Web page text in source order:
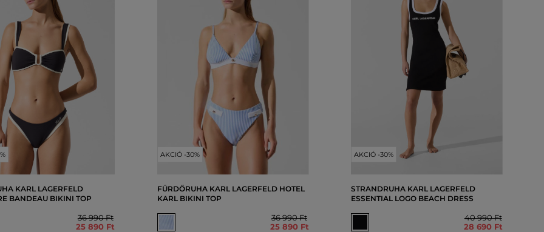
KARL LAGERFELD
BANDEAU BIKINI TOP
36 990 Ft
25 890 Ft
AKCIÓ -30%
FÜRDŐRUHA KARL LAGERFELD HOTEL
KARL BIKINI TOP
36 990 Ft
25 890 Ft
AKCIÓ -30%
STRANDRUHA KARL LAGERFELD
ESSENTIAL LOGO BEACH DRESS
40 990 Ft
28 690 Ft